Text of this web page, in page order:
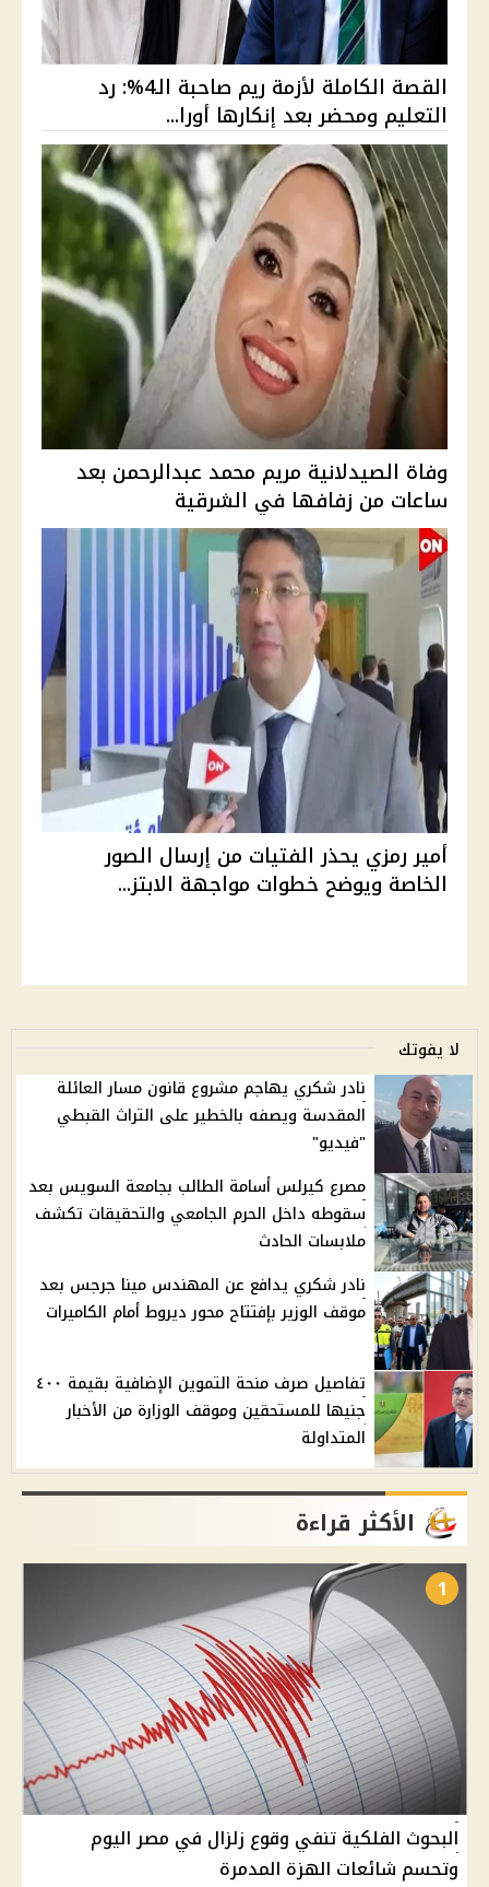
القصة الكاملة لأزمة ريم صاحبة الـ4%: رد
التعليم ومحضر بعد إنكارها أورا...
وفاة الصيدلانية مريم محمد عبدالرحمن بعد
ساعات من زفافها في الشرقية
أمير رمزي يحذر الفتيات من إرسال الصور
الخاصة ويوضح خطوات مواجهة الابتز...
لا يفوتك
نادر شكري يهاجم مشروع قانون مسار العائلة
المقدسة ويصفه بالخطير على التراث القبطي
"فيديو"
مصرع كيرلس أسامة الطالب بجامعة السويس بعد
سقوطه داخل الحرم الجامعي والتحقيقات تكشف
ملابسات الحادث
نادر شكري يدافع عن المهندس مينا جرجس بعد
موقف الوزير بإفتتاح محور ديروط أمام الكاميرات
تفاصيل صرف منحة التموين الإضافية بقيمة ٤٠٠
جنيها للمستحقين وموقف الوزارة من الأخبار
المتداولة
الأكثر قراءة
1
البحوث الفلكية تنفي وقوع زلزال في مصر اليوم
وتحسم شائعات الهزة المدمرة